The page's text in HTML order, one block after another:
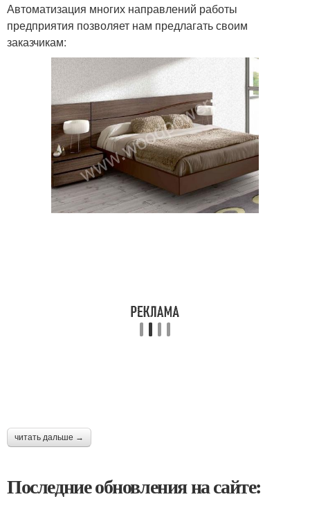
Автоматизация многих направлений работы
предприятия позволяет нам предлагать своим
заказчикам:
читать дальше →
Последние обновления на сайте: